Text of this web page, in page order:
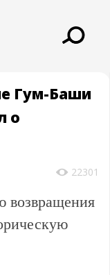
Гум-Баши
о
22301
возвращения